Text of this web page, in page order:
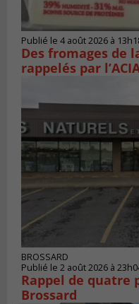
Publié le 4 août 2026 à
Des fromages de
rappelés par
BROSSARD
Publié le 2 août 2026 à
Rappel de
Brossard